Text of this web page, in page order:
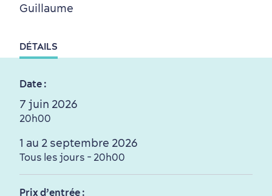
en famille
Guillaume
DÉTAILS
Date :
7 juin 2026
20h00
1 au 2 septembre 2026
Tous les jours - 20h00
Prix d’entrée :